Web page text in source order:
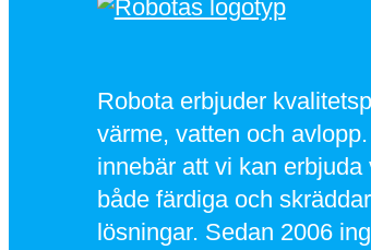
Robota erbjuder
värme, vatten och
innebär att vi kan erbjuda
både färdiga och
lösningar. Sedan 2006